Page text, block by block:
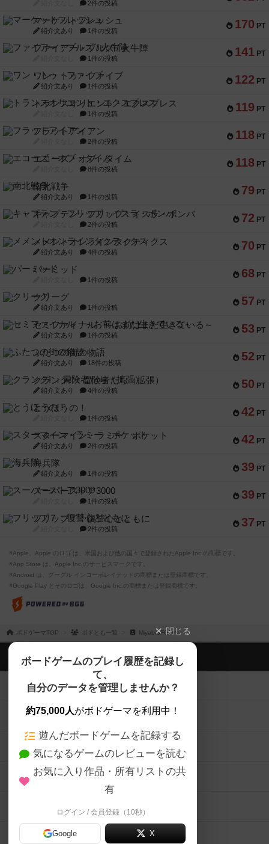
2件の投稿
170 PT
マーケットフレッシュ
紹介文あり 1件の投稿
141 PT
ファイアー・ブルズ / 火牛陣
1件の投稿
122 PT
ワン・トゥ・ファイブ
紹介文あり 1件の投稿
119 PT
トランスオリエント・エクスプレス
1件の投稿
118 PT
フラットアイアン
2件の投稿
118 PT
エコーズ・オブ・タイム
8件の投稿
79 PT
南北戦争
紹介文あり 1件の投稿
72 PT
キャプテン・フリップ：イスラ・ボンバ
2件の投稿
70 PT
メメントオンラインタクティクス
紹介文あり 4件の投稿
68 PT
パーミッド
1件の投稿
57 PT
クリーグ
紹介文あり 1件の投稿
53 PT
セミファイナル ～お前はまだ生きている～
紹介文あり 1件の投稿
52 PT
ふたつの街の物語
紹介文あり 18件の投稿
50 PT
クランク! ：冒険者たち（拡張）
紹介文あり 4件の投稿
42 PT
とうほうの！
1件の投稿
42 PT
スターマイン・ラミー ポケット
紹介文あり 2件の投稿
39 PT
海兵隊
紹介文あり 1件の投稿
39 PT
スーパーストア3000
1件の投稿
37 PT
フリップ７：復讐心とともに
2件の投稿
※Apple、Apple のロゴ は、米国および他の国々で登録されたApple Inc.の商標です。
※App Store は、Apple Inc.のサービスマークです。
※Android は、グーグル インコーポレイテッドの商標または登録商標です。
※Google Play とそのロゴは、Google Inc.の商標または登録商標です。
ボドゲーマTOP ボドとも一覧 MiyabiSFG雅✨
閉じる
ボードゲームのプレイ履歴を記録し
て、
自分のデータを管理しませんか？
約75,000人がボドゲーマを利用中！
遊んだボードゲームを記録する
気になるゲームのレビューを読む
お気に入り作品・所有リストの共
有
ログイン / 会員登録（10秒）
Google X
ボドゲーマTOP
ボードゲームを検索する
ボードゲームの新着レビュー
ボードゲーム会情報
メカニクス特集
掲示板・トピックス
ボドとも・会員一覧